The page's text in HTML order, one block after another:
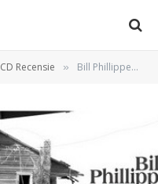
CD Recensie » Bill Phillippe – Ghosts